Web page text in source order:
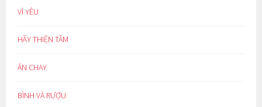
VÌ YÊU
HÃY THIỆN TÂM
ĂN CHAY
BÌNH VÀ RƯỢU